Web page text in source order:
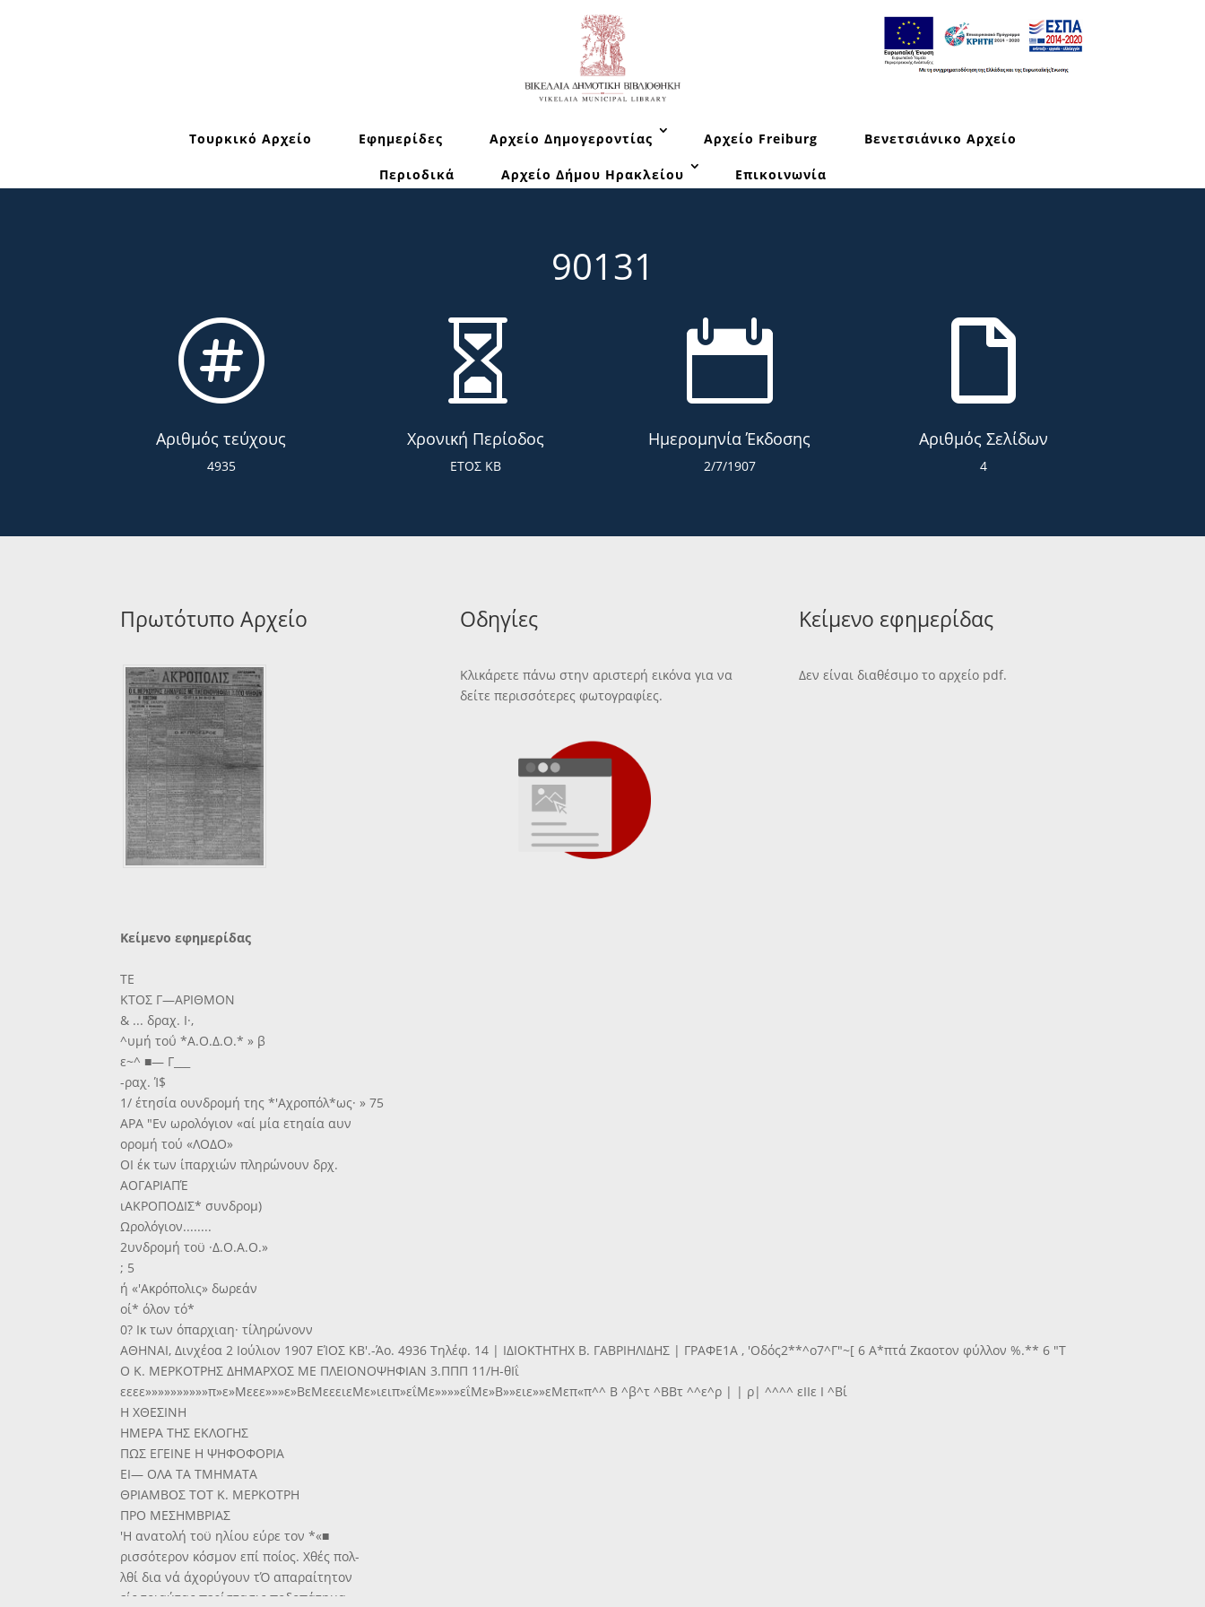
Τουρκικό Αρχείο Εφημερίδες Αρχείο Δημογεροντίας Αρχείο Freiburg Βενετσιάνικο Αρχείο
Περιοδικά Αρχείο Δήμου Ηρακλείου Επικοινωνία
90131

Αριθμός τεύχους
4935

Χρονική Περίοδος
ΕΤΟΣ ΚΒ

Ημερομηνία Έκδοσης
2/7/1907

Αριθμός Σελίδων
4
Πρωτότυπο Αρχείο Οδηγίες
Κλικάρετε πάνω στην αριστερή εικόνα για να
δείτε περισσότερες φωτογραφίες.
Κείμενο εφημερίδας
Δεν είναι διαθέσιμο το αρχείο pdf.
Κείμενο εφημερίδας
ΤΕ
ΚΤΟΣ Γ—ΑΡΙΘΜΟΝ
& ... δραχ. Ι·,
^υμή τοΰ *Α.Ο.Δ.Ο.* » β
ε~^ ■— Γ___
-ραχ. Ί$
1/ έτησία ουνδρομή της *'Αχροπόλ*ως· » 75
ΑΡΑ "Εν ωρολόγιον «αί μία ετηαία αυν
ορομή τού «ΛΟΔΟ»
ΟΙ έκ των ίπαρχιών πληρώνουν δρχ.
ΑΟΓΑΡΙΑΠΈ
ιΑΚΡΟΠΟΔΙΣ* συνδρομ)
Ωρολόγιον........
2υνδρομή τοϋ ·Δ.Ο.Α.Ο.»
; 5
ή «'Ακρόπολις» δωρεάν
οί* όλον τό*
0? Ικ των όπαρχιαη· τίληρώνονν
ΑΘΗΝΑΙ, Δινχέοα 2 Ιούλιον 1907 ΕΊΟΣ ΚΒ'.-Άο. 4936 Τηλέφ. 14 | ΙΔΙΟΚΤΗΤΗΧ Β. ΓΑΒΡΙΗΛΙΔΗΣ | ΓΡΑΦΕ1Α , 'Οδός2**^ο7^Γ"~[ 6 Α*πτά Ζκαοτον φύλλον %.** 6 "Τ
Ο Κ. ΜΕΡΚΟΤΡΗΣ ΔΗΜΑΡΧΟΣ ΜΕ ΠΛΕΙΟΝΟΨΗΦΙΑΝ 3.ΠΠΠ 11/Η-θΙΐ
εεεε»»»»»»»»»»π»ε»Μεεε»»»ε»ΒεΜεεειεΜε»ιειπ»εΐΜε»»»»εΐΜε»Β»»ειε»»εΜεπ«π^^ Β ^β^τ ^ΒΒτ ^^ε^ρ | | ρ| ^^^^ εΙΙε Ι ^Βί
Η ΧΘΕΣΙΝΗ
ΗΜΕΡΑ ΤΗΣ ΕΚΛΟΓΗΣ
ΠΩΣ ΕΓΕΙΝΕ Η ΨΗΦΟΦΟΡΙΑ
ΕΙ— ΟΛΑ ΤΑ ΤΜΗΜΑΤΑ
ΘΡΙΑΜΒΟΣ ΤΟΤ Κ. ΜΕΡΚΟΤΡΗ
ΠΡΟ ΜΕΣΗΜΒΡΙΑΣ
'Η ανατολή τοϋ ηλίου εύρε τον *«■
ρισσότερον κόσμον επί ποίος. Χθές πολ-
λθί δια νά άχορύγουν τΌ απαραίτητον
είς τοιαύτας περίστασις ποδοπάτημα